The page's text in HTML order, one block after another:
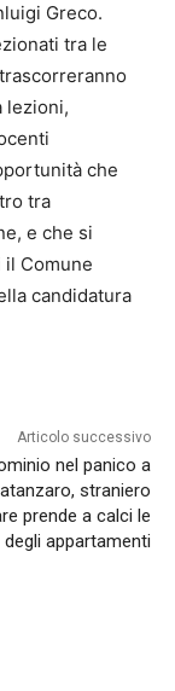
Greco.
tra le
lezioni,
che
tra
e che si
Comune
candidatura
Articolo successivo
nel panico a
straniero
prende a calci le
appartamenti